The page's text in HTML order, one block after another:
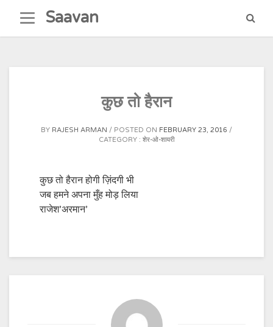
content
Saavan
कुछ तो हैरान
BY RAJESH ARMAN POSTED ON FEBRUARY 23, 2016
CATEGORY : शेर-ओ-शायरी
कुछ तो हैरान होगी ज़िंदगी भी
जब हमने अपना मुँह मोड़ लिया
राजेश’अरमान’